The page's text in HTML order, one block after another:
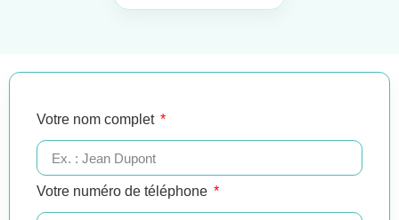
Votre nom complet
Votre numéro de téléphone